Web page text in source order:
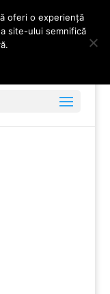
oferi o experiență
site-ului semnifică